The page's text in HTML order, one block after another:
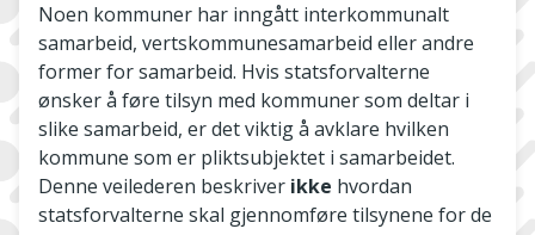
Noen kommuner har inngått interkommunalt
samarbeid, vertskommunesamarbeid eller andre
former for samarbeid. Hvis statsforvalterne
ønsker å føre tilsyn med kommuner som deltar i
slike samarbeid, er det viktig å avklare hvilken
kommune som er pliktsubjektet i samarbeidet.
Denne veilederen beskriver ikke hvordan
statsforvalterne skal gjennomføre tilsynene for de